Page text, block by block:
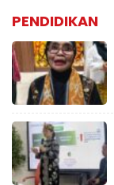
PENDIDIKAN